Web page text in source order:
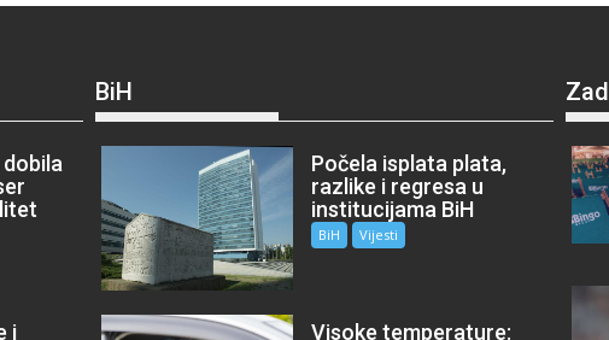
dobila
i
BiH
Počela isplata plata,
razlike i regresa u
institucijama BiH
BiH Vijesti
Visoke temperature: